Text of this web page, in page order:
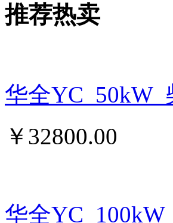
推荐热卖
华全
￥ 32800.00
华全